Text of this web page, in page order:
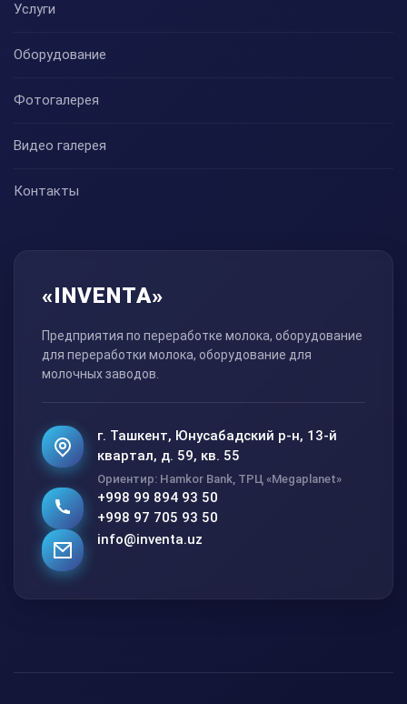
Услуги
Оборудование
Фотогалерея
Видео галерея
Контакты
«INVENTA»
Предприятия по переработке молока, оборудование
для переработки молока, оборудование для
молочных заводов.
г. Ташкент, Юнусабадский р-н, 13-й
квартал, д. 59, кв. 55
Ориентир: Hamkor Bank, ТРЦ «Megaplanet»
+998 99 894 93 50
+998 97 705 93 50
info@inventa.uz